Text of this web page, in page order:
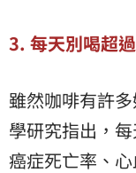
3. 每天別喝超
雖然咖啡有許
學研究指出，
癌症死亡率、